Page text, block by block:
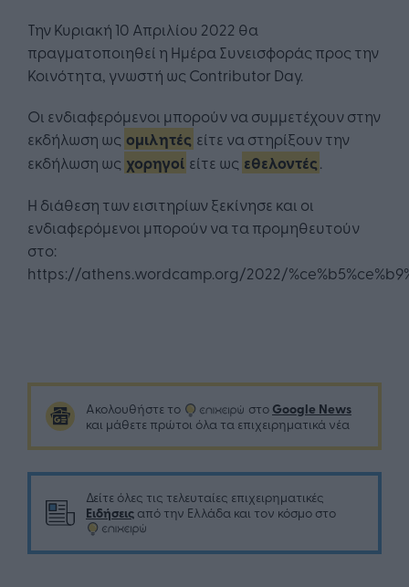
Την Κυριακή 10 Απριλίου 2022 θα
πραγματοποιηθεί η Ημέρα Συνεισφοράς προς την
Κοινότητα, γνωστή ως Contributor Day.
Οι ενδιαφερόμενοι μπορούν να συμμετέχουν στην
εκδήλωση ως ομιλητές είτε να στηρίξουν την
εκδήλωση ως χορηγοί είτε ως εθελοντές.
Η διάθεση των εισιτηρίων ξεκίνησε και οι
ενδιαφερόμενοι μπορούν να τα προμηθευτούν
στο:
https://athens.wordcamp.org/2022/
Ακολουθήστε το στο Google News
και μάθετε πρώτοι όλα τα επιχειρηματικά νέα
Δείτε όλες τις τελευταίες επιχειρηματικές
Ειδήσεις από την Ελλάδα και τον κόσμο στο